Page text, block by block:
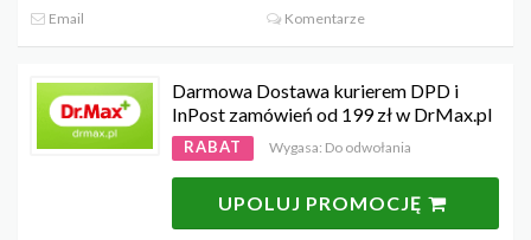
Email
Komentarze
Darmowa Dostawa kurierem DPD i
InPost zamówień od 199 zł w DrMax.pl
RABAT Wygasa: Do odwołania
UPOLUJ PROMOCJĘ